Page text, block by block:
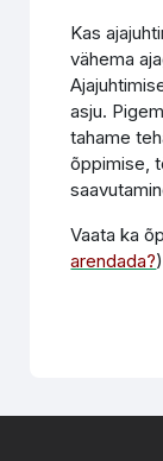
Kas
vähema
asju.
tahame
õppimise,
Vaata ka
arendada?)